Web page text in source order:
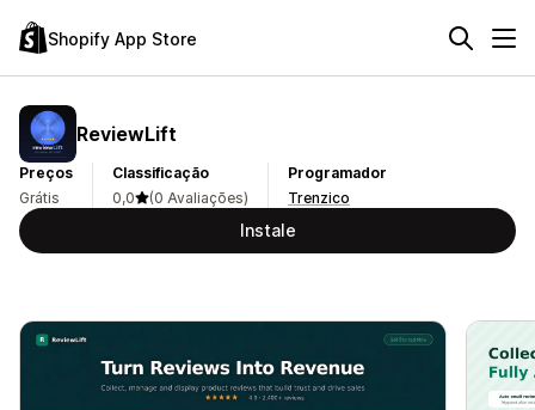
Shopify App Store
ReviewLift
Preços
Grátis
Classificação
0,0
(0 Avaliações)
Programador
Trenzico
Instale